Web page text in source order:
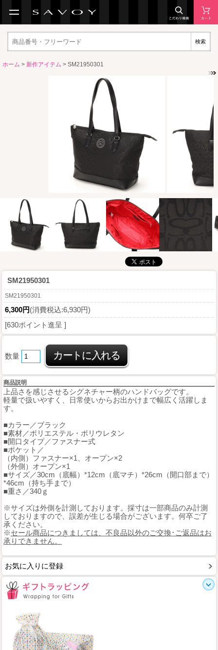
検索
ホーム > 新作アイテム > SM21950301
SM21950301
SM21950301
6,300円(消費税込:6,930円)
[630ポイント進呈 ]
数量
商品説明
上品さを感じさせるシグネチャー柄のハンドバッグです。
軽量で扱いやすく、日常使いからお出かけまで幅広く活躍しま
す。
■カラー／ブラック
■素材／ポリエステル・ポリウレタン
■開口タイプ／ファスナー式
■ポケット／
（内側）ファスナー×1、オープン×2
（外側）オープン×1
■サイズ／30cm（底幅）*12cm（底マチ）*26cm（開口部まで）
*46cm（持ち手まで）
■重さ／340ｇ
※サイズは外側を計測しております。採寸は一部商品のみ計測
しておりますので、誤差が生じる場合がございます。何卒ご了
承ください。
※セール商品につきましては、不良品以外のご交換･ご返品はお
承りできません。
お気に入りに登録